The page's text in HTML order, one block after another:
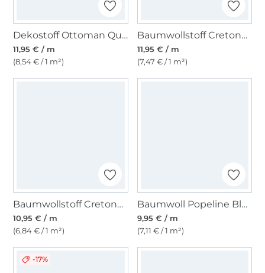
Dekostoff Ottoman Quallen, marine
11,95 € / m
(8,54 € / 1 m²)
Baumwollstoff Cretonne Hühnerfarm, creme
11,95 € / m
(7,47 € / 1 m²)
Baumwollstoff Cretonne Pandipanda, mint
10,95 € / m
(6,84 € / 1 m²)
Baumwoll Popeline Bloom & Birds, altrosa
9,95 € / m
(7,11 € / 1 m²)
-17%